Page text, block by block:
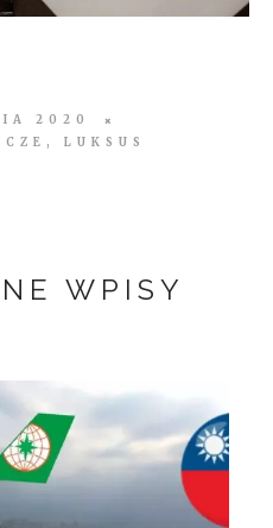
2020
, LUKSUS
WPISY